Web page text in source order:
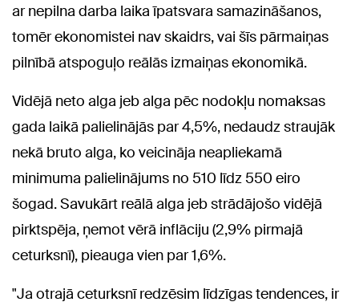
ar nepilna darba laika īpatsvara samazināšanos,
tomēr ekonomistei nav skaidrs, vai šīs pārmaiņas
pilnībā atspoguļo reālās izmaiņas ekonomikā.
Vidējā neto alga jeb alga pēc nodokļu nomaksas
gada laikā palielinājās par 4,5%, nedaudz straujāk
nekā bruto alga, ko veicināja neapliekamā
minimuma palielinājums no 510 līdz 550 eiro
šogad. Savukārt reālā alga jeb strādājošo vidējā
pirktspēja, ņemot vērā inflāciju (2,9% pirmajā
ceturksnī), pieauga vien par 1,6%.
"Ja otrajā ceturksnī redzēsim līdzīgas tendences, ir